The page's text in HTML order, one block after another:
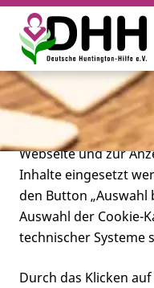
Leben mit
Forschung
Cookie-
Diese Webseite setzt
Tracking-Tools ein.
Tracking-Tools, die
technisch notwendig
Zwecken sowie zur
Webseite und zur
Inhalte eingesetzt
den Button
Auswahl der Cookie-
technischer Systeme
Durch das Klicken